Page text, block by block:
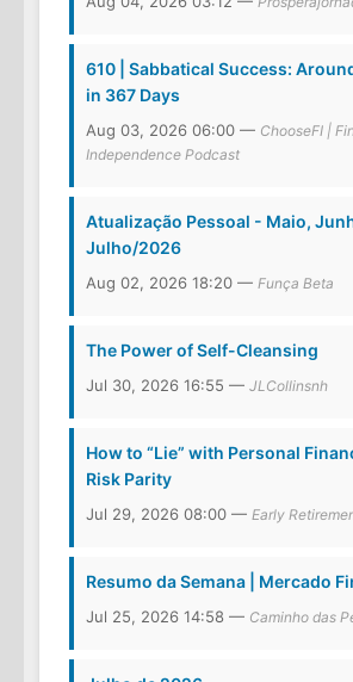
610 | Sabbatical Success:
in 367 Days
Aug 03, 2026 06:00 — ChooseFI |
Independence Podcast
Atualização Pessoal - Maio,
Julho/2026
Aug 02, 2026 18:20 — Funça Beta
The Power of Self-Cleansing
Jul 30, 2026 16:55 — JLCollinsnh
How to “Lie” with Personal
Risk Parity
Jul 29, 2026 08:00 — Early
Resumo da Semana | Mercado
Jul 25, 2026 14:58 — Caminho das